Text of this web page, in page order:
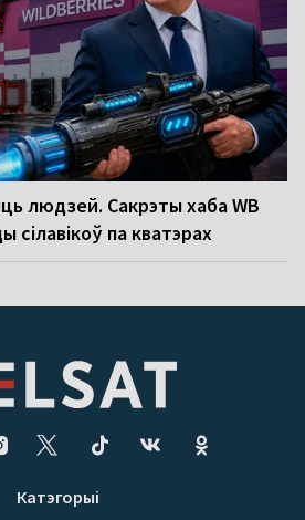
людзей. Сакрэты хаба WB
сілавікоў па кватэрах
Катэгорыі